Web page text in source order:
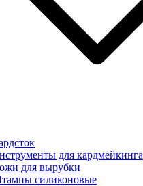
для кардмейкинга
для вырубки
силиконовые